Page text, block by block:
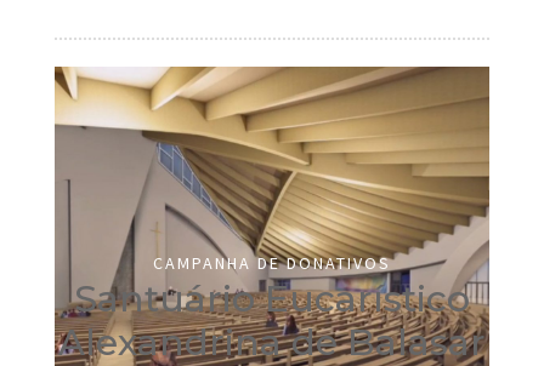
CAMPANHA DE DONATIVOS
Santuário Eucarístico
Alexandrina de Balasar